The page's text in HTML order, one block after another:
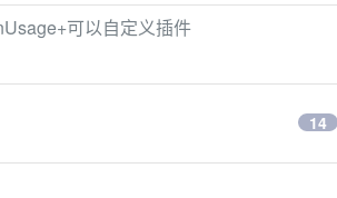
可以自定义插件
14